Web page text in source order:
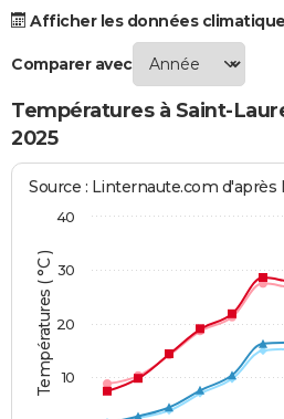
Afficher les données
Comparer avec
Températures à Saint-
2025
Températures ( °C )
Source : Linternaute.com d'après
10
20
30
40